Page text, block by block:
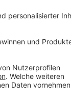
voran